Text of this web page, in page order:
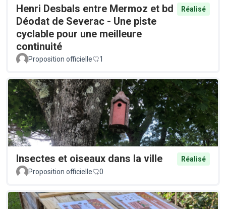
Henri Desbals entre Mermoz et bd
Déodat de Severac - Une piste
cyclable pour une meilleure
continuité
Réalisé
Proposition officielle 1
Insectes et oiseaux dans la ville
Réalisé
Proposition officielle
0